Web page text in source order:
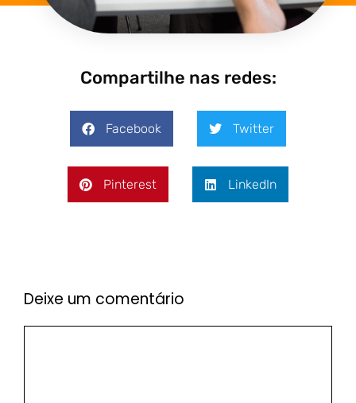
Compartilhe nas redes:
Facebook Twitter
Pinterest LinkedIn
Deixe um comentário